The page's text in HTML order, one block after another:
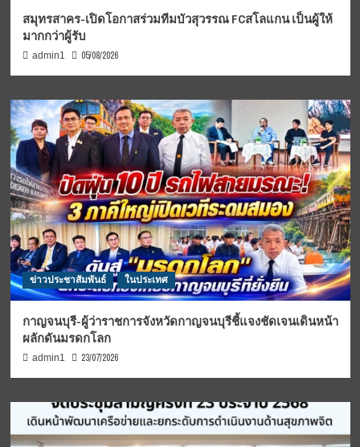
สมุทรสาคร-เปิดโอกาสร่วมทีมบัวสุวรรณ FCสโลแกน เป็นผู้ให้
มากกว่าผู้รับ
admin1 05/08/2026
ข่าวประชาสัมพันธ์ ในประเทศ
กาญจนบุรี-ผู้ว่าราชการจังหวัดกาญจนบุรีชี้แจงชัดเจนเดินหน้า
ผลักดันมรดกโลก
admin1 23/07/2026